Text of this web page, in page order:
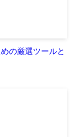
の厳選ツールと